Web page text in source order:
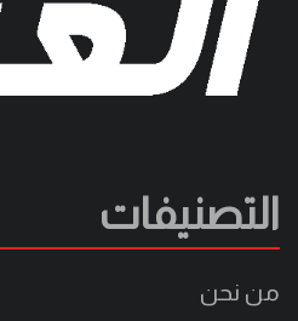
التصنيفات
من نحن